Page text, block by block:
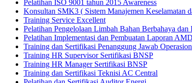
Pelatihan ISO 9001 tahun 2015 Awareness
Konsultan SMK3 ( Sistem Manajemen Keselamatan
Training Service Excellent
Pelatihan Pengelolaan Limbah Bahan Berbahaya
Pelatihan Implementasi dan Pembuatan Laporan
Training dan Sertifikasi Penanggung Jawab
Training HR Supervisor Sertifikasi BNSP
Training HR Manager Sertifikasi BNSP
Training dan Sertifikasi Teknisi AC Central